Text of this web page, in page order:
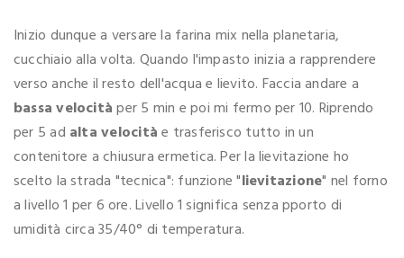
Inizio dunque a versare la farina mix nella planetaria,
cucchiaio alla volta. Quando l'impasto inizia a rapprendere
verso anche il resto dell'acqua e lievito. Faccia andare a
bassa velocitàper 5 min e poi mi fermo per 10. Riprendo
per 5 ad alta velocitàe trasferisco tutto in un
contenitore a chiusura ermetica. Per la lievitazione ho
scelto la strada "tecnica": funzione "lievitazione" nel forno
a livello 1 per 6 ore. Livello 1 significa senza pporto di
umidità circa 35/40° di temperatura.